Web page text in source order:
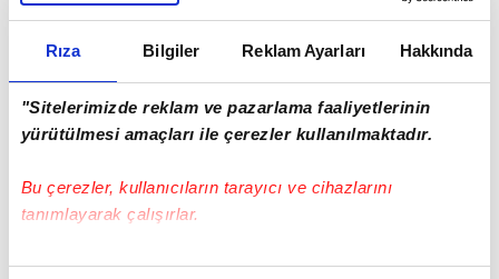
Rıza Bilgiler Reklam Ayarları Hakkında
"Sitelerimizde reklam ve pazarlama faaliyetlerinin
yürütülmesi amaçları ile çerezler kullanılmaktadır.
Bu çerezler, kullanıcıların tarayıcı ve cihazlarını
tanımlayarak çalışırlar.
Bu çerezlere izin vermeniz halinde sizlere özel
oyundan çıkarken gözyaşlarına hakim olamadı.
Parmak'ın yerine oyuna Lewis Baker dahil oldu.